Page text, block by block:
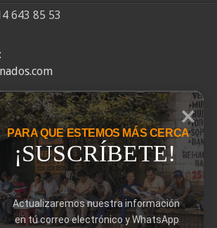
643 85 53
– 58
PARA QUE ESTEMOS MÁS CERCA
¡SUSCRÍBETE!
Actualizaremos nuestra información
en tú correo electrónico y WhatsApp